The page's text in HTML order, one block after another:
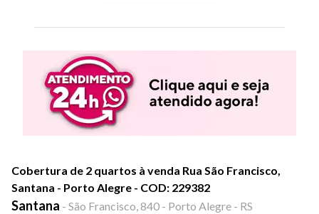
Cobertura de 2 quartos à venda Rua São Francisco,
Santana - Porto Alegre - COD: 229382
Santana - São Francisco, 840 - Porto Alegre - RS